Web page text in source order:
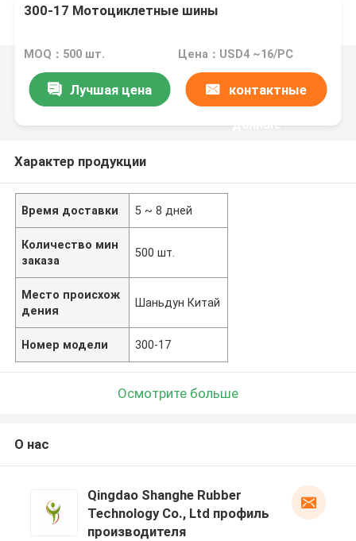
300-17 Мотоциклетные шины
MOQ：500 шт. Цена：USD4 ~16/PC
Лучшая цена контактные
данные
Характер продукции
Время доставки 5 ~ 8 дней
Количество мин
заказа
500 шт.
Место происхож
дения
Шаньдун Китай
Номер модели 300-17
Осмотрите больше
О нас
Qingdao Shanghe Rubber
Technology Co., Ltd профиль
производителя